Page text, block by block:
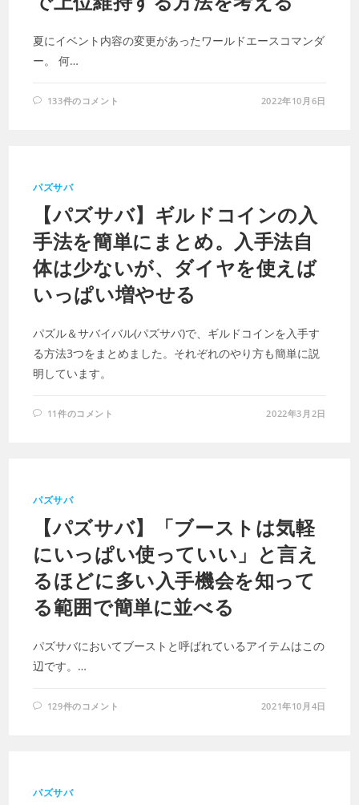
夏にイベント内容の変更があったワールドエースコマンダ
ー。 何…
133件のコメント 2022年10月6日
パズサバ
【パズサバ】ギルドコインの入
手法を簡単にまとめ。入手法自
体は少ないが、ダイヤを使えば
いっぱい増やせる
パズル＆サバイバル(パズサバ)で、ギルドコインを入手す
る方法3つをまとめました。それぞれのやり方も簡単に説
明しています。
11件のコメント 2022年3月2日
パズサバ
【パズサバ】「ブーストは気軽
にいっぱい使っていい」と言え
るほどに多い入手機会を知って
る範囲で簡単に並べる
パズサバにおいてブーストと呼ばれているアイテムはこの
辺です。…
129件のコメント 2021年10月4日
パズサバ